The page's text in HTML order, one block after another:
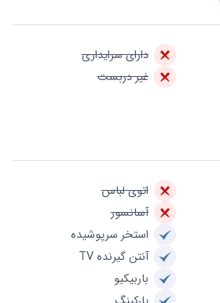
دارای سرایداری
غیر دربست
اتوی لباس
آسانسور
استخر سرپوشیده
آنتن گیرنده TV
باربیکیو